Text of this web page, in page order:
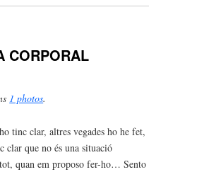
CORPORAL
1 photos.
tinc clar, altres vegades ho he fet,
clar que no és una situació
quan em proposo fer-ho… Sento